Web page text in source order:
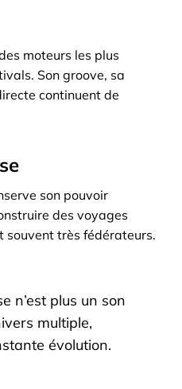
moteurs les plus
Son groove, sa
continuent de
son pouvoir
des voyages
souvent très fédérateurs.
n’est plus un son
multiple,
évolution.